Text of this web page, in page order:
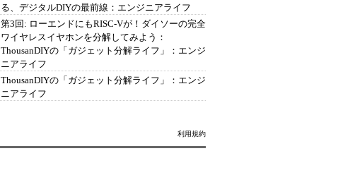
る、デジタルDIYの最前線：エンジニアライフ
第3回: ローエンドにもRISC-Vが！ダイソーの完全
ワイヤレスイヤホンを分解してみよう：
ThousanDIYの「ガジェット分解ライフ」：エンジ
ニアライフ
ThousanDIYの「ガジェット分解ライフ」：エンジ
ニアライフ
利用規約